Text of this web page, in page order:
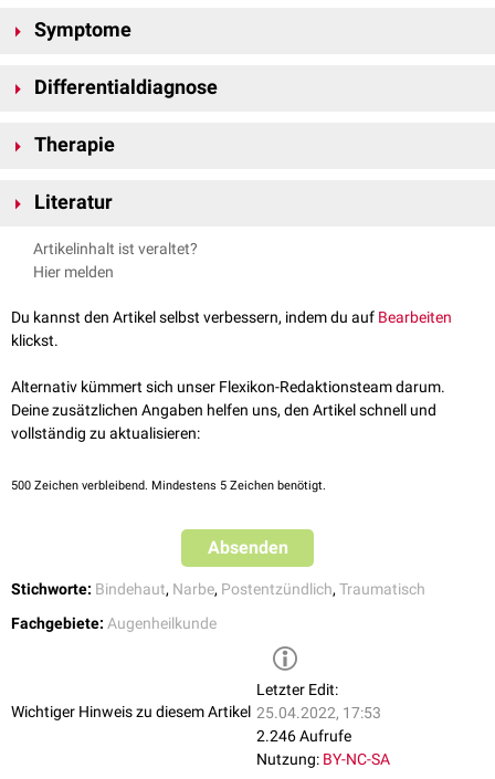
Verbrennungen,Verätzungen
Symptome
Doppelbilder.
Differentialdiagnose
Kornea verwachsen und nicht mit einer
Therapie
Bindehaut mit anschließender plastischer Deckung.
Literatur
Grehn, Augenheilkunde, 31. Auflage, 2012, Springer
Sachsenweger, Duale Reihe Augenheilkunde, 2. Auflage, 2003,
Artikelinhalt ist veraltet?
Hier melden
Du kannst den Artikel selbst verbessern, indem du auf Bearbeiten
klickst.
Alternativ kümmert sich unser Flexikon-Redaktionsteam darum.
Deine zusätzlichen Angaben helfen uns, den Artikel schnell und
vollständig zu aktualisieren:
500 Zeichen verbleibend. Mindestens 5 Zeichen benötigt.
Absenden
Stichworte: Bindehaut, Narbe, Postentzündlich, Traumatisch
Fachgebiete: Augenheilkunde
Wichtiger Hinweis zu diesem Artikel
Letzter Edit:
25.04.2022, 17:53
2.246 Aufrufe
Nutzung: BY-NC-SA